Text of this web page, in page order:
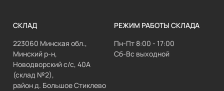
СКЛАД
223060 Минская обл.,
Минский р-н,
Новодворский с/с, 40А
(склад №2),
район д. Большое Стиклево
РЕЖИМ РАБОТЫ СКЛАДА
Пн-Пт 8:00 - 17:00
Сб-Вс выходной